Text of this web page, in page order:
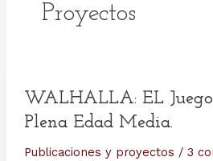
Proyectos
WALHALLA: EL
Plena Edad Media.
Publicaciones y proyectos / 3